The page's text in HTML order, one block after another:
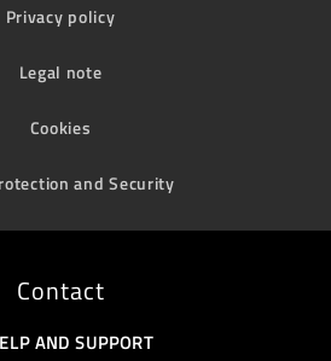
Privacy policy
Legal note
Cookies
and Security
Contact
AND SUPPORT